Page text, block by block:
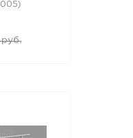
руб.